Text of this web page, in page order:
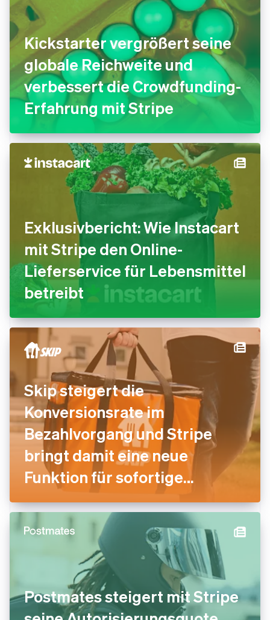
Kickstarter vergrößert seine
globale Reichweite und
verbessert die Crowdfunding-
Erfahrung mit Stripe
Exklusivbericht: Wie Instacart
mit Stripe den Online-
Lieferservice für Lebensmittel
betreibt
Skip steigert die
Konversionsrate im
Bezahlvorgang und Stripe
bringt damit eine neue
Funktion für sofortige
Zahlungen mit
Postmates steigert mit Stripe